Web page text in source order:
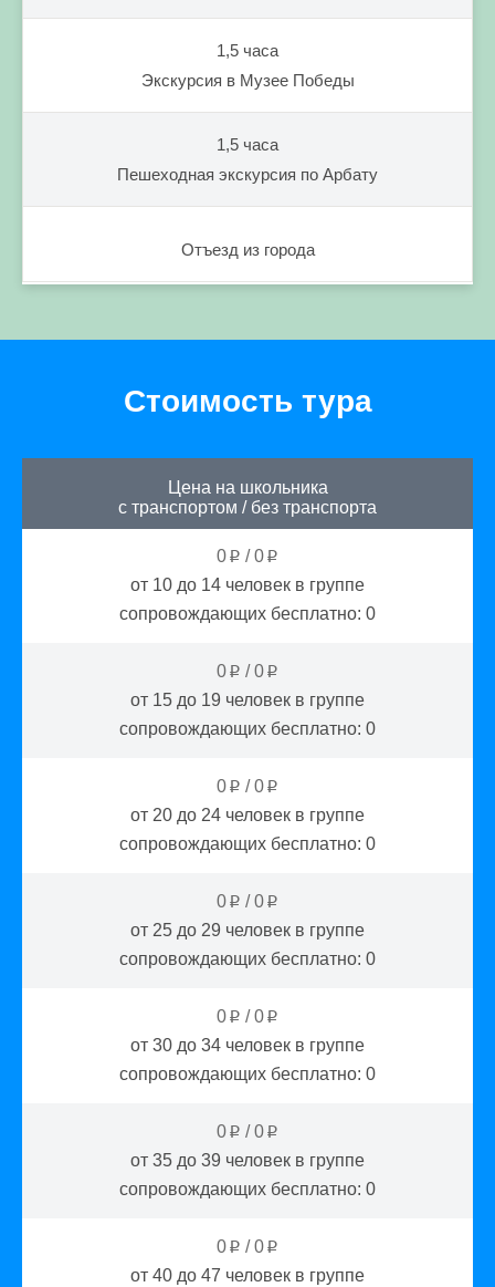
1,5 часа
Экскурсия в Музее Победы
1,5 часа
Пешеходная экскурсия по Арбату
Отъезд из города
Стоимость тура
Цена на школьника
с транспортом / без транспорта
0 p /0 p
от 10 до 14 человек в группе
сопровождающих бесплатно: 0
0 p /0 p
от 15 до 19 человек в группе
сопровождающих бесплатно: 0
0 p /0 p
от 20 до 24 человек в группе
сопровождающих бесплатно: 0
0 p /0 p
от 25 до 29 человек в группе
сопровождающих бесплатно: 0
0 p /0 p
от 30 до 34 человек в группе
сопровождающих бесплатно: 0
0 p /0 p
от 35 до 39 человек в группе
сопровождающих бесплатно: 0
0 p /0 p
от 40 до 47 человек в группе